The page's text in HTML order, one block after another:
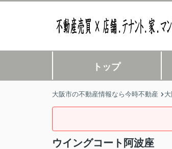
トップ
大阪市の不動産情報なら今時不動産
ウイングコート阿波座